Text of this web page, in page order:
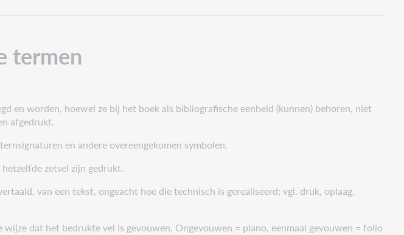
termen
en worden, hoewel ze bij het boek als bibliografische eenheid (kunnen) behoren, niet
afgedrukt.
en andere overeengekomen symbolen.
zetsel zijn gedrukt.
van een tekst, ongeacht hoe die technisch is gerealiseerd; vgl. druk, oplaag,
dat het bedrukte vel is gevouwen. Ongevouwen = plano, eenmaal gevouwen = folio